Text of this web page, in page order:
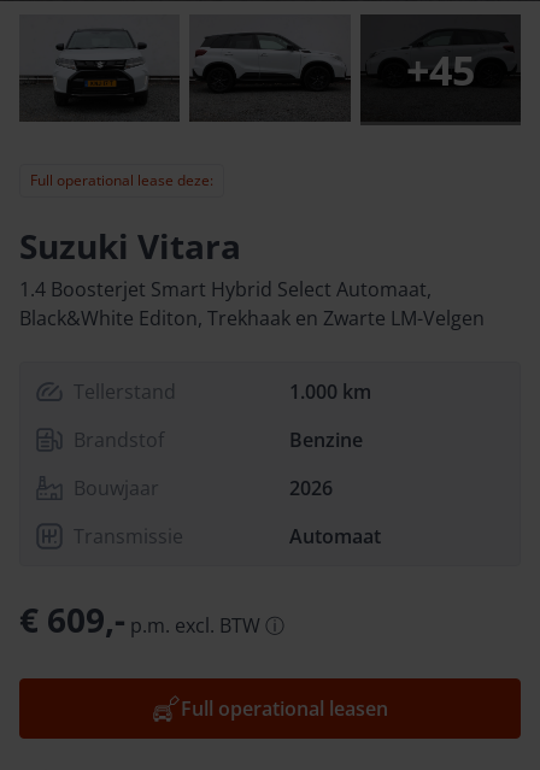
+45
Full operational lease deze:
Suzuki Vitara
1.4 Boosterjet Smart Hybrid Select Automaat,
Black&White Editon, Trekhaak en Zwarte LM-Velgen
Tellerstand
1.000 km
Brandstof
Benzine
Bouwjaar
2026
Transmissie
Automaat
€ 609,- p.m. excl. BTW ⓘ
Full operational leasen